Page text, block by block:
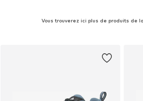
Vous trouverez ici plus de produits de